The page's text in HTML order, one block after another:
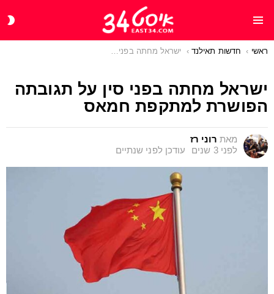
You are here:
ראשי חדשות תאילנד ישראל מחתה בפני סין על תגובתה הפושרת למתקפת חמאס
ישראל מחתה בפני סין על תגובתה
הפושרת למתקפת חמאס
מאת רוני רז
לפני 3 שנים
עודכן לפני שנתיים